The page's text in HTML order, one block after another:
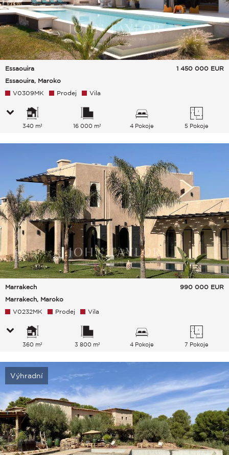
Essaouira
Essaouira, Maroko
1 450 000 EUR
V0309MK Prodej Vila
340 m² 16 000 m² 4 Pokoje 5 Pokoje
Marrakech
Marrakech, Maroko
990 000 EUR
V0232MK Prodej Vila
360 m² 3 800 m² 4 Pokoje 7 Pokoje
Výhradní